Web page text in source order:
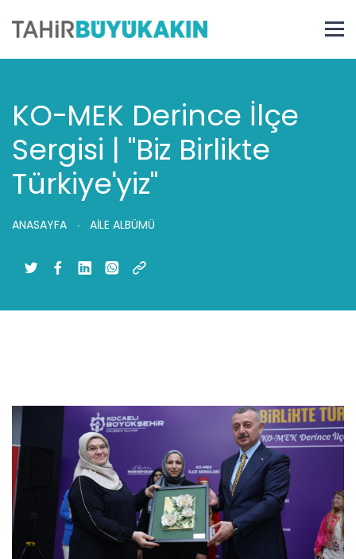
KO-MEK Derince İlçe
Sergisi | "Biz Birlikte
Türkiye'yiz"
ANASAYFA AİLE ALBÜMÜ